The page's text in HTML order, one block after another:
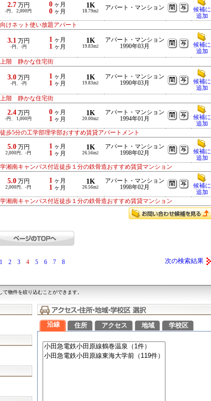
2.7万円
-円、 2,000円
0 ヶ月
0 ヶ月
1K
18.79m2
アパート・マンション
候補に
追加
けネット使い放題アパート
3.1 万円
-円、-円
1 ヶ月
1 ヶ月
1K
19.83m2
アパート・マンション
1990年03月
候補に
追加
階 静かな住宅街
3.0万円
-円、-円
1 ヶ月
1 ヶ月
1K
19.83m2
アパート・マンション
1990年03月
候補に
追加
階 静かな住宅街
2.4万円
-円、 1,000円
0 ヶ月
1 ヶ月
1K
20.00m2
アパート・マンション
1994年01月
候補に
追加
5分の工学部理学部おすすめ賃貸アパートメント
5.0万円
2,000円、-円
1 ヶ月
1 ヶ月
1K
26.56m2
アパート・マンション
1998年02月
候補に
追加
南キャンパス付近徒歩１分の鉄骨造おすすめ賃貸マンション
5.0万円
2,000円、-円
1 ヶ月
1 ヶ月
1K
26.56m2
アパート・マンション
1998年02月
候補に
追加
南キャンパス付近徒歩１分の鉄骨造おすすめ賃貸マンション
1 2 3 4 5 6 7 8 次の検索結果
物件を絞り込むことができます。
沿線 住所 アクセス 地域 学校区